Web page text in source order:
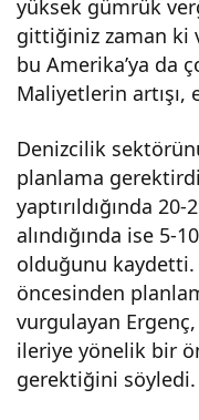
yüksek gümrük
gittiğiniz zaman ki
bu Amerika’ya da
Maliyetlerin artışı,
Denizcilik
planlama
yaptırıldığında
alındığında ise 5-
olduğunu
öncesinden
vurgulayan Ergenç,
ileriye yönelik bir
gerektiğini söyledi.